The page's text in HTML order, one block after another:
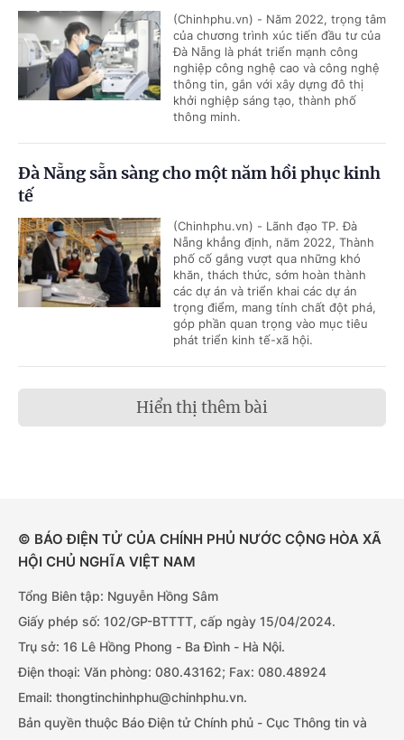
(Chinhphu.vn) - Năm 2022, trọng tâm
của chương trình xúc tiến đầu tư của
Đà Nẵng là phát triển mạnh công
nghiệp công nghệ cao và công nghệ
thông tin, gắn với xây dựng đô thị
khởi nghiệp sáng tạo, thành phố
thông minh.
Đà Nẵng sẵn sàng cho một năm hồi phục kinh
tế
(Chinhphu.vn) - Lãnh đạo TP. Đà
Nẵng khẳng định, năm 2022, Thành
phố cố gắng vượt qua những khó
khăn, thách thức, sớm hoàn thành
các dự án và triển khai các dự án
trọng điểm, mang tính chất đột phá,
góp phần quan trọng vào mục tiêu
phát triển kinh tế-xã hội.
Hiển thị thêm bài
© BÁO ĐIỆN TỬ CỦA CHÍNH PHỦ NƯỚC CỘNG HÒA XÃ
HỘI CHỦ NGHĨA VIỆT NAM
Tổng Biên tập: Nguyễn Hồng Sâm
Giấy phép số: 102/GP-BTTTT, cấp ngày 15/04/2024.
Trụ sở: 16 Lê Hồng Phong - Ba Đình - Hà Nội.
Điện thoại: Văn phòng: 080.43162; Fax: 080.48924
Email: thongtinchinhphu@chinhphu.vn.
Bản quyền thuộc Báo Điện tử Chính phủ - Cục Thông tin và